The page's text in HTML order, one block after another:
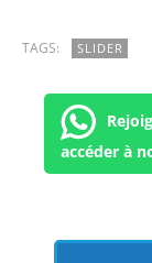
TAGS: SLIDER
accéder à